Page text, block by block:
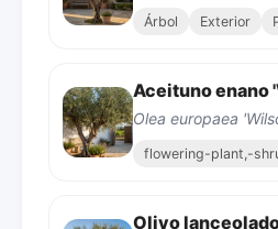
Árbol Exterior
Aceituno enano
Olea europaea
flowering-plant,-
Olivo